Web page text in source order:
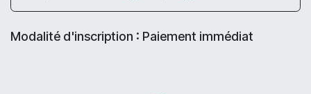
Modalité d'inscription : Paiement immédiat